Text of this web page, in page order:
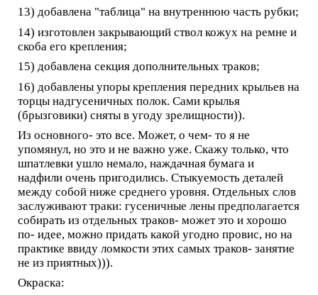
13) добавлена "таблица" на внутреннюю часть рубки;
14) изготовлен закрывающий ствол кожух на ремне и
скоба его крепления;
15) добавлена секция дополнительных траков;
16) добавлены упоры крепления передних крыльев на
торцы надгусеничных полок. Сами крылья
(брызговики) сняты в угоду зрелищности)).
Из основного- это все. Может, о чем- то я не
упомянул, но это и не важно уже. Скажу только, что
шпатлевки ушло немало, наждачная бумага и
надфили очень пригодились. Стыкуемость деталей
между собой ниже среднего уровня. Отдельных слов
заслуживают траки: гусеничные лены предполагается
собирать из отдельных траков- может это и хорошо
по- идее, можно придать какой угодно провис, но на
практике ввиду ломкости этих самых траков- занятие
не из приятных))).
Окраска: